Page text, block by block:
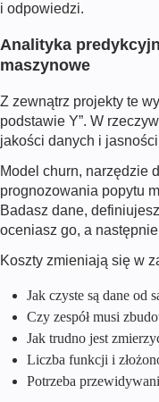
i odpowiedzi.
Analityka
maszynowe
Z zewnątrz projekty te
podstawie Y”. W
jakości danych i
Model churn, narzędzie
prognozowania popytu
Badasz dane,
oceniasz go, a
Koszty zmieniają się w
Jak czyste są dane od
Czy zespół musi
Jak trudno jest
Liczba funkcji i
Potrzeba